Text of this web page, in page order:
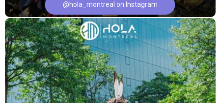
@hola_montreal on Instagram